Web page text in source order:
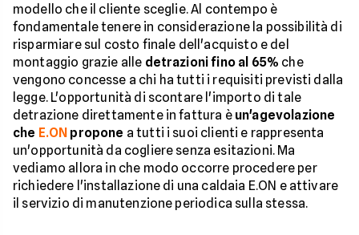
modello che il cliente sceglie. Al contempo è
fondamentale tenere in considerazione la possibilità di
risparmiare sul costo finale dell'acquisto e del
montaggio grazie alle detrazioni fino al 65% che
vengono concesse a chi ha tutti i requisiti previsti dalla
legge. L'opportunità di scontare l'importo di tale
detrazione direttamente in fattura è un'agevolazione
che E.ON propone a tutti i suoi clienti e rappresenta
un'opportunità da cogliere senza esitazioni. Ma
vediamo allora in che modo occorre procedere per
richiedere l'installazione di una caldaia E.ON e attivare
il servizio di manutenzione periodica sulla stessa.